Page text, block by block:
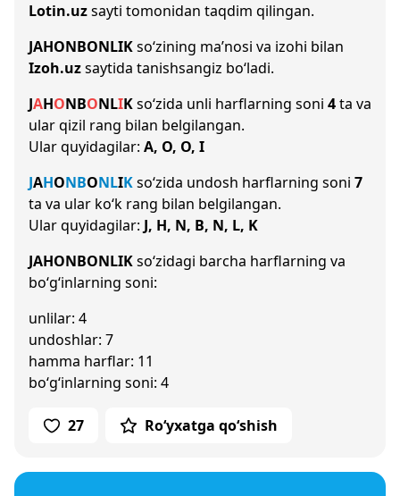
Lotin.uzsayti tomonidan taqdim qilingan.
JAHONBONLIKso‘zining ma’nosi va izohi bilan
Izoh.uzsaytida tanishsangiz bo‘ladi.
JAHONBONLIKso‘zida unli harflarning soni 4ta va
ular qizil rang bilan belgilangan.
Ular quyidagilar: A, O, O, I
JAHONBONLIKso‘zida undosh harflarning soni 7
ta va ular ko‘k rang bilan belgilangan.
Ular quyidagilar: J, H, N, B, N, L, K
JAHONBONLIKso‘zidagi barcha harflarning va
bo‘g‘inlarning soni:
unlilar: 4
undoshlar: 7
hamma harflar: 11
bo‘g‘inlarning soni: 4
27 Ro‘yxatga qo‘shish